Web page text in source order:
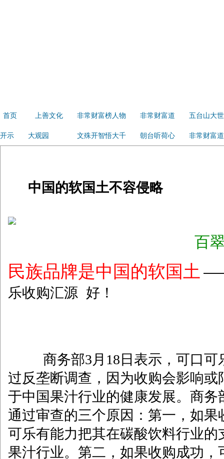
首页 上善文化 非常财富榜人物 非常财富道 五台山大
开示 大观园 文殊开智悟大千 朝台听荷心 非常财富
中国的软国土不容侵略
百
民族品牌是中国的软国土
乐收购汇源 好！
商务部3月18日表示，可口可
过反垄断调查，因为收购会影响或
于中国果汁行业的健康发展。商务
通过审查的三个原因：第一，如果
可乐有能力把其在碳酸饮料行业的
果汁行业。第二，如果收购成功，